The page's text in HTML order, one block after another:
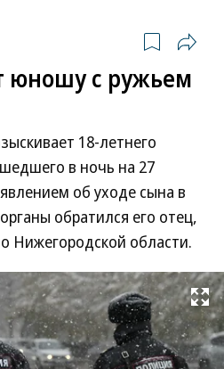
юношу с ружьем
18-летнего
в ночь на 27
об уходе сына в
обратился его отец,
области.
Развернуть